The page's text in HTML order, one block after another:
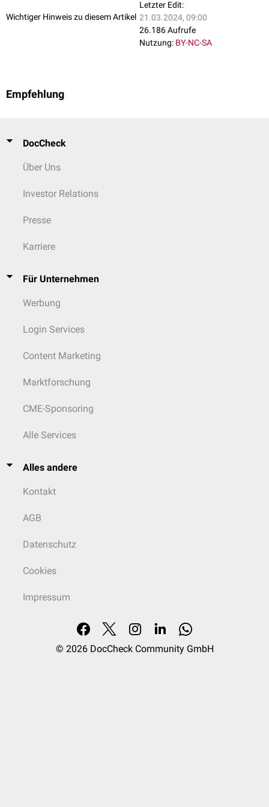
Wichtiger Hinweis zu diesem Artikel
Letzter Edit:
21.03.2024, 09:00
26.186 Aufrufe
Nutzung: BY-NC-SA
Empfehlung
DocCheck
Über Uns
Investor Relations
Presse
Karriere
Für Unternehmen
Werbung
Login Services
Content Marketing
Marktforschung
CME-Sponsoring
Alle Services
Alles andere
Kontakt
AGB
Datenschutz
Cookies
Impressum
© 2026 DocCheck Community GmbH